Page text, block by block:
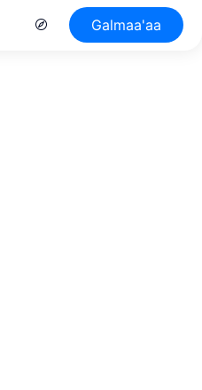
Galmaa'aa